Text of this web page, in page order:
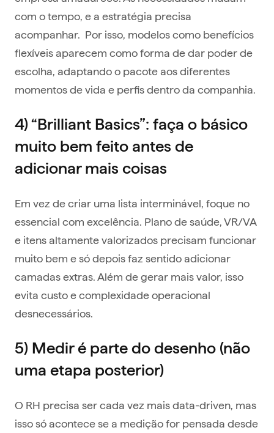
com o tempo, e a estratégia precisa
acompanhar. Por isso, modelos como benefícios
flexíveis aparecem como forma de dar poder de
escolha, adaptando o pacote aos diferentes
momentos de vida e perfis dentro da companhia.
4) “Brilliant Basics”: faça o básico
muito bem feito antes de
adicionar mais coisas
Em vez de criar uma lista interminável, foque no
essencial com excelência. Plano de saúde, VR/VA
e itens altamente valorizados precisam funcionar
muito bem e só depois faz sentido adicionar
camadas extras. Além de gerar mais valor, isso
evita custo e complexidade operacional
desnecessários.
5) Medir é parte do desenho (não
uma etapa posterior)
O RH precisa ser cada vez mais data-driven, mas
isso só acontece se a medição for pensada desde